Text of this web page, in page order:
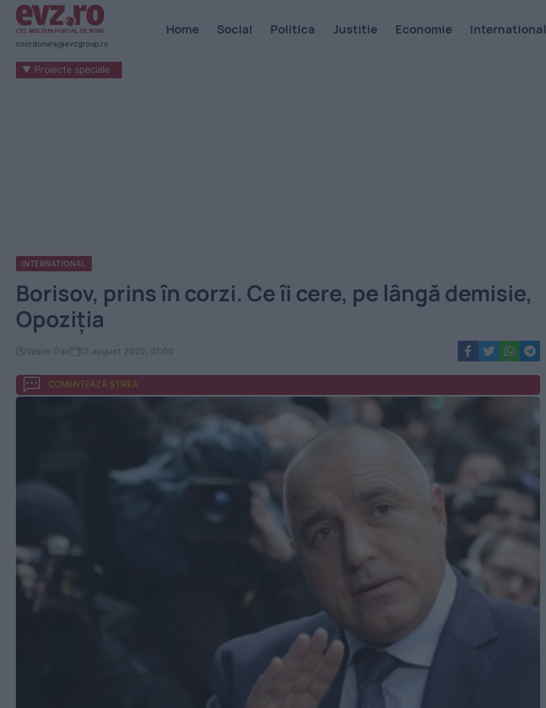
Știri
naționale
internaționale
coordonare@evzgroup.ro
Home Social Politica Justitie Economie International
▼ Proiecte speciale
INTERNATIONAL
Borisov, prins în corzi. Ce îi cere, pe lângă demisie,
Opoziţia
Vasile Dan 13 august 2020, 01:00
COMENTEAZĂ ȘTIREA